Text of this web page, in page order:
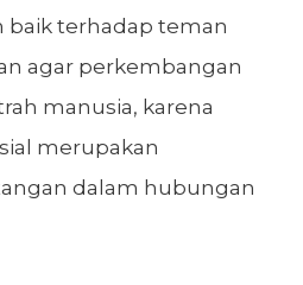
baik terhadap teman
agar perkembangan
manusia, karena
merupakan
dalam hubungan